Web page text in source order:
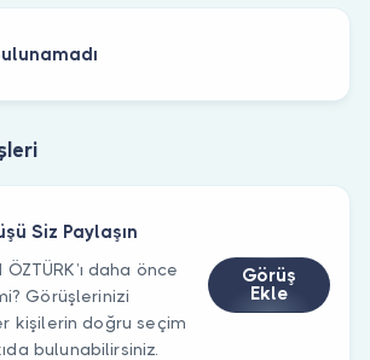
Siz Paylaşın
ÖZTÜRK’ı daha önce
Görüşlerinizi
kişilerin doğru seçim
bulunabilirsiniz.
Görüş
Ekle